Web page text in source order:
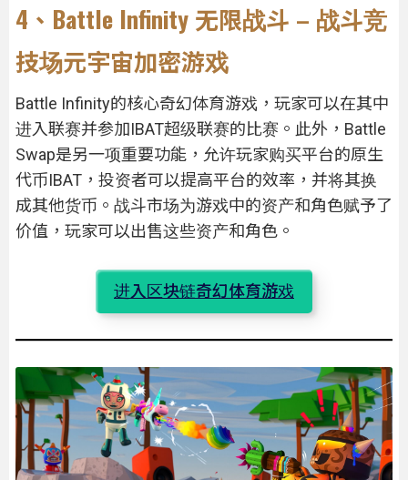
4、Battle Infinity 无限战斗 – 战斗竞
技场元宇宙加密游戏
Battle Infinity的核心奇幻体育游戏，玩家可以在其中
进入联赛并参加IBAT超级联赛的比赛。此外，Battle
Swap是另一项重要功能，允许玩家购买平台的原生
代币IBAT，投资者可以提高平台的效率，并将其换
成其他货币。战斗市场为游戏中的资产和角色赋予了
价值，玩家可以出售这些资产和角色。
进入区块链奇幻体育游戏